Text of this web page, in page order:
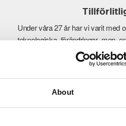
About
Under våra 27 år har vi varit med
teknologiska förändringar men
aldrig förändrats,
kunders framgång. Från de
till fullskaliga
tjänsten som passar er perfekt.